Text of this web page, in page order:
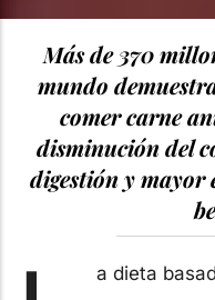
Más de 370
mundo
comer carne
disminución del
digestión y mayor
a dieta